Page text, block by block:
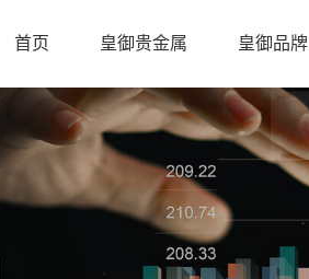
首页 皇御贵金属 皇御品牌